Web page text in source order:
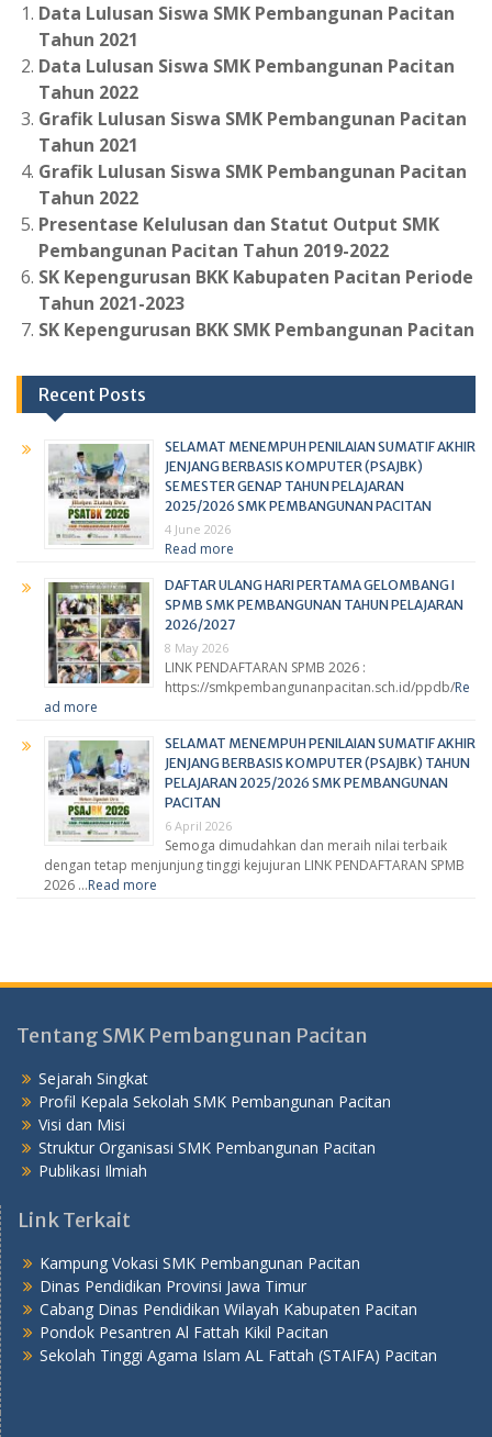
Data Lulusan Siswa SMK Pembangunan Pacitan
Tahun 2021
Data Lulusan Siswa SMK Pembangunan Pacitan
Tahun 2022
Grafik Lulusan Siswa SMK Pembangunan Pacitan
Tahun 2021
Grafik Lulusan Siswa SMK Pembangunan Pacitan
Tahun 2022
Presentase Kelulusan dan Statut Output SMK
Pembangunan Pacitan Tahun 2019-2022
SK Kepengurusan BKK Kabupaten Pacitan Periode
Tahun 2021-2023
SK Kepengurusan BKK SMK Pembangunan Pacitan
Recent Posts
SELAMAT MENEMPUH PENILAIAN SUMATIF AKHIR
JENJANG BERBASIS KOMPUTER (PSAJBK)
SEMESTER GENAP TAHUN PELAJARAN
2025/2026 SMK PEMBANGUNAN PACITAN
4 June 2026
Read more
DAFTAR ULANG HARI PERTAMA GELOMBANG I
SPMB SMK PEMBANGUNAN TAHUN PELAJARAN
2026/2027
8 May 2026
LINK PENDAFTARAN SPMB 2026 :
https://smkpembangunanpacitan.sch.id/ppdb/Re
ad more
SELAMAT MENEMPUH PENILAIAN SUMATIF AKHIR
JENJANG BERBASIS KOMPUTER (PSAJBK) TAHUN
PELAJARAN 2025/2026 SMK PEMBANGUNAN
PACITAN
6 April 2026
Semoga dimudahkan dan meraih nilai terbaik
dengan tetap menjunjung tinggi kejujuran LINK PENDAFTARAN SPMB
2026 …Read more
Tentang SMK Pembangunan Pacitan
Sejarah Singkat
Profil Kepala Sekolah SMK Pembangunan Pacitan
Visi dan Misi
Struktur Organisasi SMK Pembangunan Pacitan
Publikasi Ilmiah
Link Terkait
Kampung Vokasi SMK Pembangunan Pacitan
Dinas Pendidikan Provinsi Jawa Timur
Cabang Dinas Pendidikan Wilayah Kabupaten Pacitan
Pondok Pesantren Al Fattah Kikil Pacitan
Sekolah Tinggi Agama Islam AL Fattah (STAIFA) Pacitan